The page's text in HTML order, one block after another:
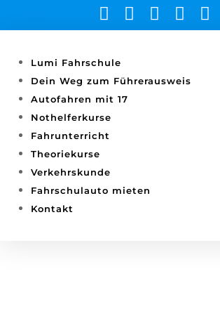
    
Lumi Fahrschule
Dein Weg zum Führerausweis
Autofahren mit 17
Nothelferkurse
Fahrunterricht
Theoriekurse
Verkehrskunde
Fahrschulauto mieten
Kontakt